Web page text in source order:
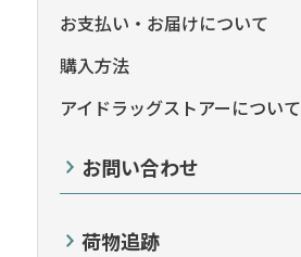
お支払い・お届けについて
購入方法
アイドラッグストアーについて
お問い合わせ
荷物追跡